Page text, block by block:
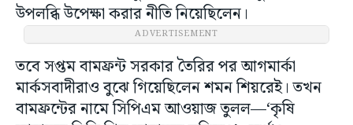
উপলব্ধি উপেক্ষা করার নীতি নিয়েছিলেন।
ADVERTISEMENT
তবে সপ্তম বামফ্রন্ট সরকার তৈরির পর আগমার্কা
মার্কসবাদীরাও বুঝে গিয়েছিলেন শমন শিয়রেই। তখন
বামফ্রন্টের নামে সিপিএম আওয়াজ তুলল—‘কৃষি